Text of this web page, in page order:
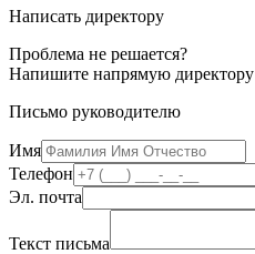
Написать директору
Проблема не решается?
Напишите напрямую директору
Письмо руководителю
Имя
Телефон
Эл. почта
Текст письма